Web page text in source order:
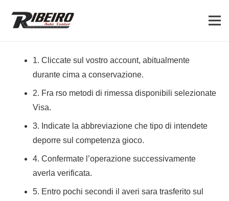
1. Cliccate sul vostro account, abitualmente
durante cima a conservazione.
2. Fra rso metodi di rimessa disponibili selezionate
Visa.
3. Indicate la abbreviazione che tipo di intendete
deporre sul competenza gioco.
4. Confermate l’operazione successivamente
averla verificata.
5. Entro pochi secondi il averi sara trasferito sul